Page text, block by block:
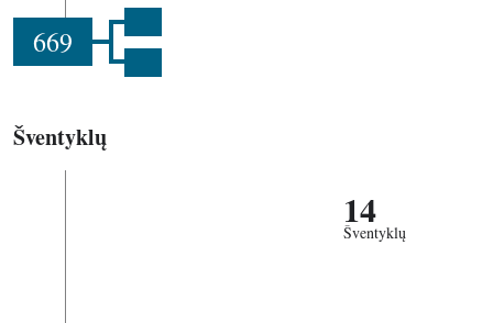
669
Šventyklų
14
Šventyklų